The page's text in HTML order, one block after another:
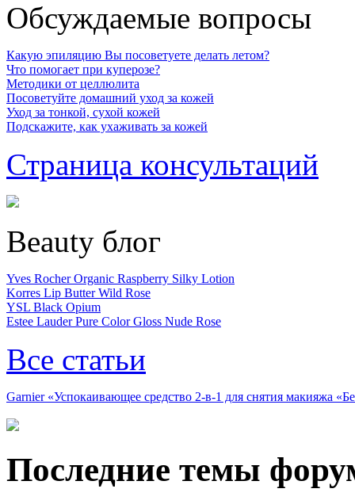
Обсуждаемые вопросы
Какую эпиляцию Вы посоветуете делать летом?
Что помогает при куперозе?
Методики от целлюлита
Посоветуйте домашний уход за кожей
Уход за тонкой, сухой кожей
Подскажите, как ухаживать за кожей
Страница консультаций
Beauty блог
Yves Rocher Organic Raspberry Silky Lotion
Korres Lip Butter Wild Rose
YSL Black Opium
Estee Lauder Pure Color Gloss Nude Rose
Все статьи
Garnier «Успокаивающее средство 2-в-1 для снятия макияжа
Последние темы